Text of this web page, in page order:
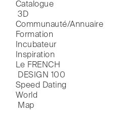
Catalogue
3D
Communauté/Annuaire
Formation
Incubateur
Inspiration
Le FRENCH
DESIGN 100
Speed Dating
World
Map